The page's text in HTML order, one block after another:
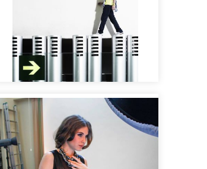
Maquillaje y peluquería de
hombre para moda